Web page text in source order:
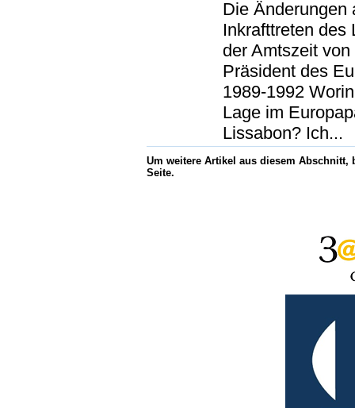
Die Änderungen
Inkrafttreten des
der Amtszeit
Präsident des
1989-1992
Lage im
Lissabon? Ich...
Um weitere Artikel aus diesem Abschnitt,
Seite.